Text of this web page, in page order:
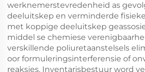
werknemerstevredenheid as
deeluitskep en verminderde
met koppige deeluitskep
middel se chemiese
verskillende poliuretaanstelsels
oor formuleringsinterferensie of
reaksies. Inventarisbestuur word